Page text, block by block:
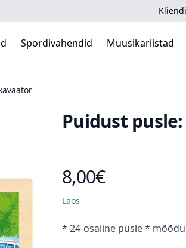
Spordivahendid Muusikariistad
Puidust
Toote hind
8,00€
Laos
Kirjeldus
* 24-osaline pusle *